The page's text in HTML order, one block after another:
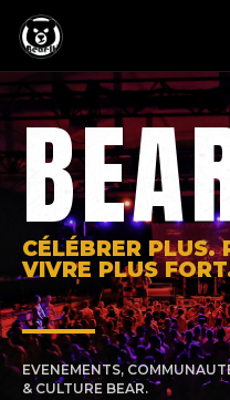
CÉLÉBRER PLUS.
VIVRE PLUS
EVENEMENTS,
& CULTURE BEAR.